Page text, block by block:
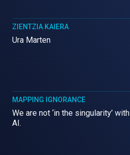
ZIENTZIA KAIERA
Ura Marten
MAPPING IGNORANCE
We are not ‘in the singularity’ with
AI.